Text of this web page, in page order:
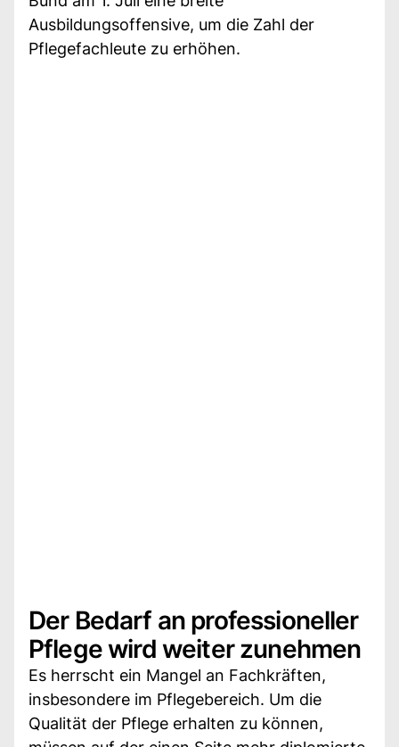
Ausbildungsoffensive, um die Zahl der
Pflegefachleute zu erhöhen.
Der Bedarf an professioneller
Pflege wird weiter zunehmen
Es herrscht ein Mangel an Fachkräften,
insbesondere im Pflegebereich. Um die
Qualität der Pflege erhalten zu können,